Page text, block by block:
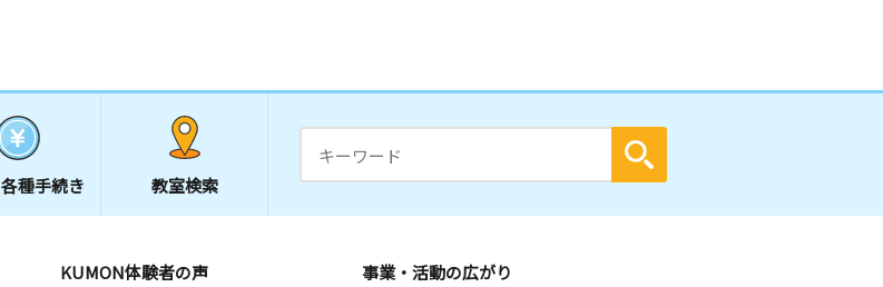
各種手続き 教室検索
KUMON体験者の声 事業・活動の広がり